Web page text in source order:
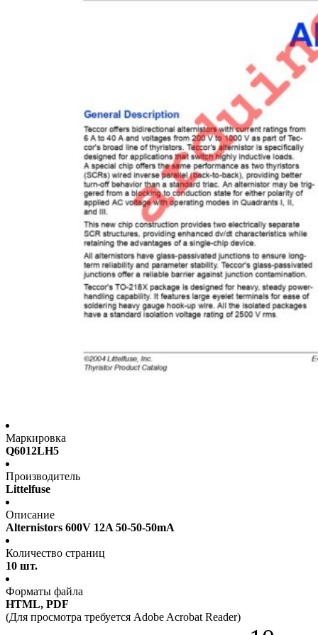
Маркировка
Q6012LH5
Производитель
Littelfuse
Описание
Alternistors 600V 12A 50-50-50mA
Количество страниц
10 шт.
Форматы файла
HTML, PDF
(Для просмотра требуется Adobe Acrobat Reader)